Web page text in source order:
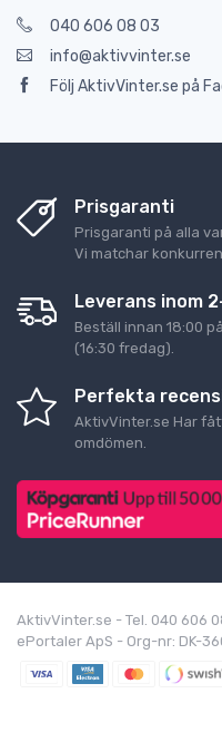
040 606 08 03
info@aktivvinter.se
Följ AktivVinter.se på
Prisgaranti
Prisgaranti på alla
Vi matchar
Leverans inom
Beställ innan 18:00
(16:30 fredag).
Perfekta
AktivVinter.se Har
omdömen.
AktivVinter.se - Tel. 040 606
ePortaler ApS - Org-nr: DK-